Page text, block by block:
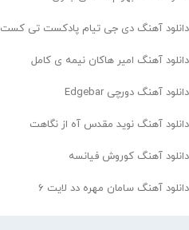
دانلود آهنگ دی جی تیام پادکست تی کست
دانلود آهنگ امیر هاکان نیمه ی کامل
دانلود آهنگ دورچی Edgebar
دانلود آهنگ نوید مقدس آه از نگاهت
دانلود آهنگ کوروش فیانسه
دانلود آهنگ سامان مهره دد لایت 6